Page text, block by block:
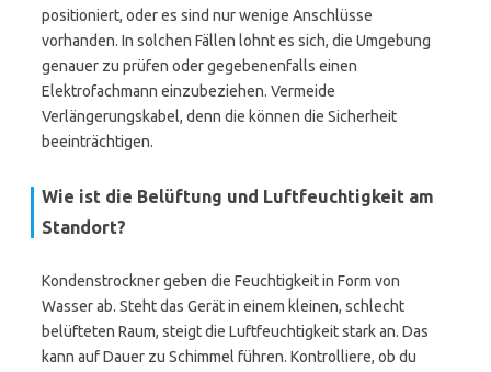
positioniert, oder es sind nur wenige Anschlüsse
vorhanden. In solchen Fällen lohnt es sich, die Umgebung
genauer zu prüfen oder gegebenenfalls einen
Elektrofachmann einzubeziehen. Vermeide
Verlängerungskabel, denn die können die Sicherheit
beeinträchtigen.
Wie ist die Belüftung und Luftfeuchtigkeit am
Standort?
Kondenstrockner geben die Feuchtigkeit in Form von
Wasser ab. Steht das Gerät in einem kleinen, schlecht
belüfteten Raum, steigt die Luftfeuchtigkeit stark an. Das
kann auf Dauer zu Schimmel führen. Kontrolliere, ob du